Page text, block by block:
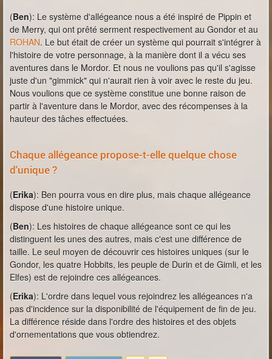
(Ben): Le système d'allégeance nous a été inspiré de Pippin et
de Merry, qui ont prêté serment respectivement au Gondor et au
ROHAN. Le but était de créer un système qui pourrait s'intégrer à
l'histoire de votre personnage, à la manière dont il a vécu ses
aventures dans le Mordor. Et nous ne voulions pas qu'il s'agisse
juste d'un "gimmick" qui n'aurait rien à voir avec le reste du jeu.
Nous voulions que ce système constitue une bonne raison de
partir à l'aventure dans le Mordor, avec des récompenses à la
hauteur des tâches effectuées.
Chaque allégeance propose-t-elle quelque chose
d'unique ?
(Erika): Ben pourra vous en dire plus, mais chaque allégeance
dispose d'une histoire unique.
(Ben): Les histoires de chaque allégeance sont ce qui les
distinguent les unes des autres, mais c'est une différence de
taille. Le seul moyen de découvrir ces histoires uniques (sur le
Gondor, les quatre Hobbits, les peuple de Durin et de Gimli, et les
Elfes) est de rejoindre ces allégeances.
(Erika): L'ordre dans lequel vous rejoindrez les allégeances n'a
pas d'incidence sur la disponibilité de l'équipement de fin de jeu.
La différence réside dans l'ordre des histoires et des objets
d'ornementations que vous obtiendrez.